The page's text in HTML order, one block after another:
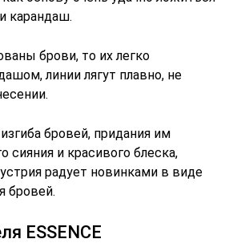
карандаш.
брови, то их легко
линии лягут плавно, не
бровей, придания им
сияния и красивого блеска,
радует новинками в виде
бровей.
ESSENCE